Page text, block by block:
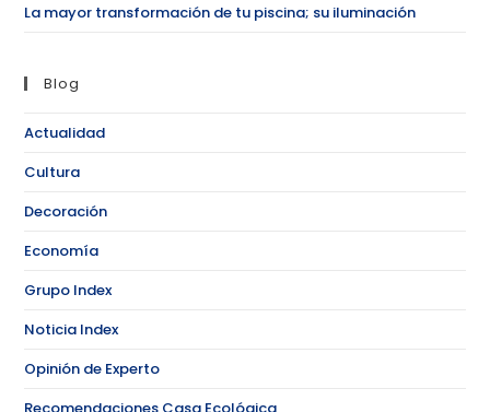
La mayor transformación de tu piscina; su iluminación
Blog
Actualidad
Cultura
Decoración
Economía
Grupo Index
Noticia Index
Opinión de Experto